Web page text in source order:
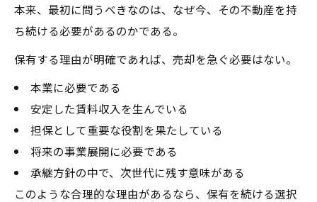
本来、最初に問うべきなのは、なぜ今、その不動産を持
ち続ける必要があるのかである。
保有する理由が明確であれば、売却を急ぐ必要はない。
本業に必要である
安定した賃料収入を生んでいる
担保として重要な役割を果たしている
将来の事業展開に必要である
承継方針の中で、次世代に残す意味がある
このような合理的な理由があるなら、保有を続ける選択